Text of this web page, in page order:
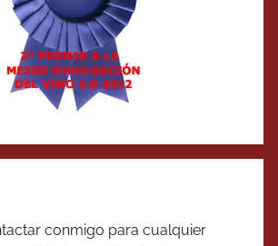
conmigo para cualquier